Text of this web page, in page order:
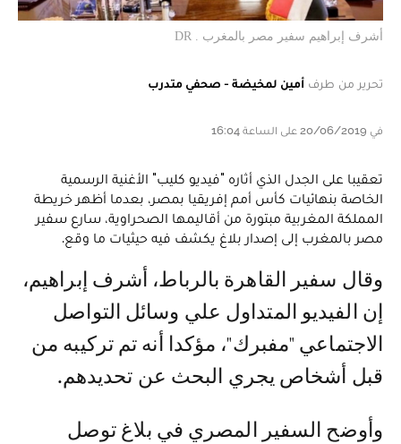
أشرف إبراهيم سفير مصر بالمغرب . DR
تحرير من طرف أمين لمخيضة - صحفي متدرب
في 20/06/2019 على الساعة 16:04
تعقيبا على الجدل الذي أثاره "فيديو كليب" الأغنية الرسمية
الخاصة بنهائيات كأس أمم إفريقيا بمصر، بعدما أظهر خريطة
المملكة المغربية مبتورة من أقاليمها الصحراوية، سارع سفير
مصر بالمغرب إلى إصدار بلاغ يكشف فيه حيثيات ما وقع.
وقال سفير القاهرة بالرباط، أشرف إبراهيم،
إن الفيديو المتداول علي وسائل التواصل
الاجتماعي "مفبرك"، مؤكدا أنه تم تركيبه من
قبل أشخاص يجري البحث عن تحديدهم.
وأوضح السفير المصري في بلاغ توصل